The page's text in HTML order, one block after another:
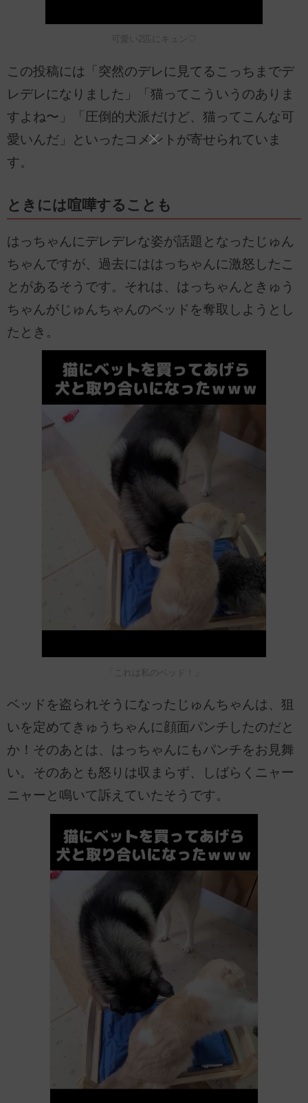
可愛い2匹にキュン♡
この投稿には「突然のデレに見てるこっちまでデ
レデレになりました」「猫ってこういうのありま
すよね〜」「圧倒的犬派だけど、猫ってこんな可
愛いんだ」といったコメントが寄せられていま
す。
ときには喧嘩することも
はっちゃんにデレデレな姿が話題となったじゅん
ちゃんですが、過去にははっちゃんに激怒したこ
とがあるそうです。それは、はっちゃんときゅう
ちゃんがじゅんちゃんのベッドを奪取しようとし
たとき。
「これは私のベッド！」
ベッドを盗られそうになったじゅんちゃんは、狙
いを定めてきゅうちゃんに顔面パンチしたのだと
か！そのあとは、はっちゃんにもパンチをお見舞
い。そのあとも怒りは収まらず、しばらくニャー
ニャーと鳴いて訴えていたそうです。